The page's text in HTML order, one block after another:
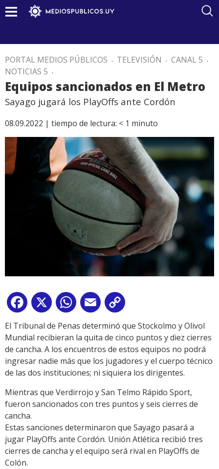
PORTAL MEDIOS PÚBLICOS . TELEVISIÓN . CANAL 5 .
NOTICIAS 5 .
Equipos sancionados en El Metro
Sayago jugará los PlayOffs ante Cordón
08.09.2022 | tiempo de lectura: < 1 minuto
Facebook
X WhatsApp
Email
Link
El Tribunal de Penas determinó que Stockolmo y Olivol
Mundial recibieran la quita de cinco puntos y diez cierres
de cancha. A los encuentros de estos equipos no podrá
ingresar nadie más que los jugadores y el cuerpo técnico
de las dos instituciones; ni siquiera los dirigentes.
Mientras que Verdirrojo y San Telmo Rápido Sport,
fueron sancionados con tres puntos y seis cierres de
cancha.
Estas sanciones determinaron que Sayago pasará a
jugar PlayOffs ante Cordón. Unión Atlética recibió tres
cierres de cancha y el equipo será rival en PlayOffs de
Colón.